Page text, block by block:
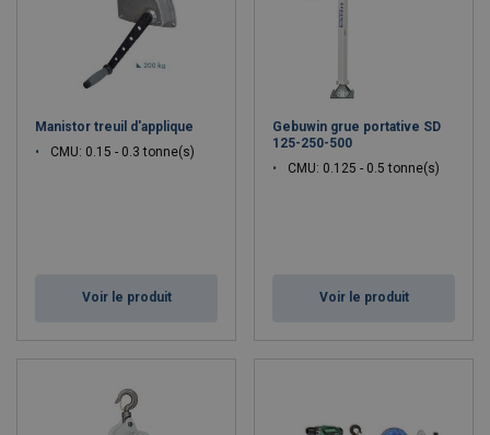
Manistor treuil d'applique
CMU: 0.15 - 0.3 tonne(s)
Voir le produit
Gebuwin grue portative SD
125-250-500
CMU: 0.125 - 0.5 tonne(s)
Voir le produit